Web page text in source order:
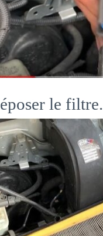
le filtre.